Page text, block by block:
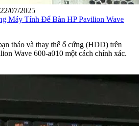
22/07/2025
Máy Tính Để Bàn HP Pavilion Wave
tháo và thay thế ổ cứng (HDD) trên
Wave 600-a010 một cách chính xác.